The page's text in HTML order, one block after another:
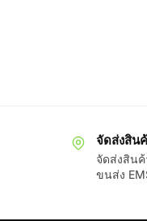
จัดส่งสิน
จัดส่งสิน
ขนส่ง